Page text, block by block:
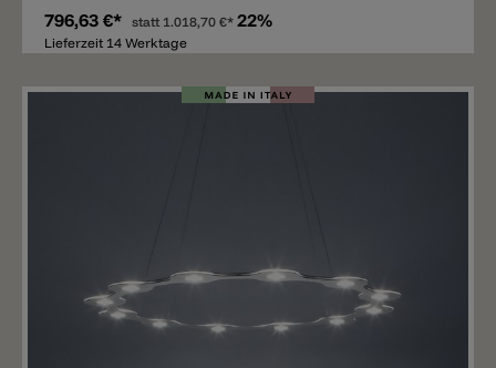
796,63 €* statt 1.018,70 €* 22%
Lieferzeit 14 Werktage